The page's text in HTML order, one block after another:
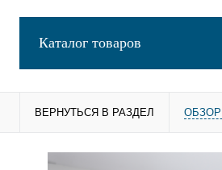
Каталог товаров
ВЕРНУТЬСЯ В РАЗДЕЛ